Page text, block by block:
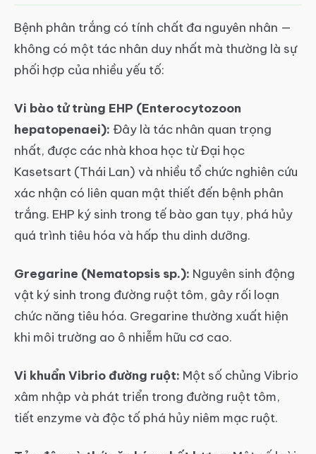
Bệnh phân trắng có tính chất đa nguyên nhân —
không có một tác nhân duy nhất mà thường là sự
phối hợp của nhiều yếu tố:
Vi bào tử trùng EHP (Enterocytozoon
hepatopenaei): Đây là tác nhân quan trọng
nhất, được các nhà khoa học từ Đại học
Kasetsart (Thái Lan) và nhiều tổ chức nghiên cứu
xác nhận có liên quan mật thiết đến bệnh phân
trắng. EHP ký sinh trong tế bào gan tụy, phá hủy
quá trình tiêu hóa và hấp thu dinh dưỡng.
Gregarine (Nematopsis sp.): Nguyên sinh động
vật ký sinh trong đường ruột tôm, gây rối loạn
chức năng tiêu hóa. Gregarine thường xuất hiện
khi môi trường ao ô nhiễm hữu cơ cao.
Vi khuẩn Vibrio đường ruột: Một số chủng Vibrio
xâm nhập và phát triển trong đường ruột tôm,
tiết enzyme và độc tố phá hủy niêm mạc ruột.